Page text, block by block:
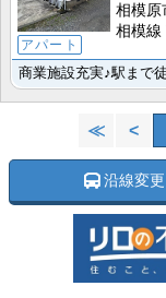
アパート
相模原
相模線
≪ <
沿線変更